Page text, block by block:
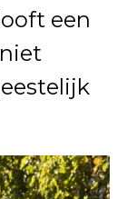
een